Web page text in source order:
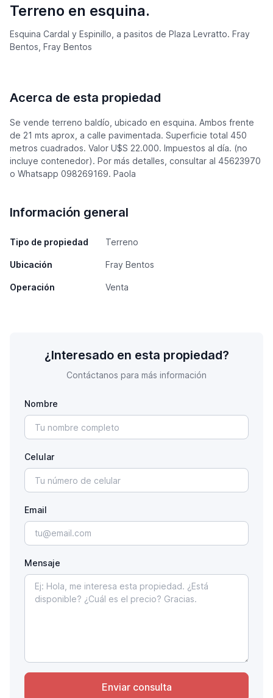
Terreno en esquina.
Esquina Cardal y Espinillo, a pasitos de Plaza Levratto. Fray
Bentos, Fray Bentos
Acerca de esta propiedad
Se vende terreno baldío, ubicado en esquina. Ambos frente
de 21 mts aprox, a calle pavimentada. Superficie total 450
metros cuadrados. Valor U$S 22.000. Impuestos al día. (no
incluye contenedor). Por más detalles, consultar al 45623970
o Whatsapp 098269169. Paola
Información general
Tipo de propiedad Terreno
Ubicación Fray Bentos
Operación Venta
¿Interesado en esta propiedad?
Contáctanos para más información
Nombre
Celular
Email
Mensaje
Enviar consulta